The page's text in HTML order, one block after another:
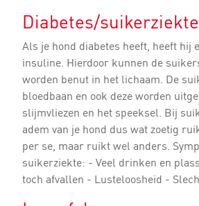
Diabetes/suikerziekte
Als je hond diabetes heeft, heeft hij
insuline. Hierdoor kunnen de
worden benut in het lichaam. De
bloedbaan en ook deze worden
slijmvliezen en het speeksel. Bij
adem van je hond dus wat zoetig
per se, maar ruikt wel anders.
suikerziekte: - Veel drinken en
toch afvallen - Lusteloosheid -